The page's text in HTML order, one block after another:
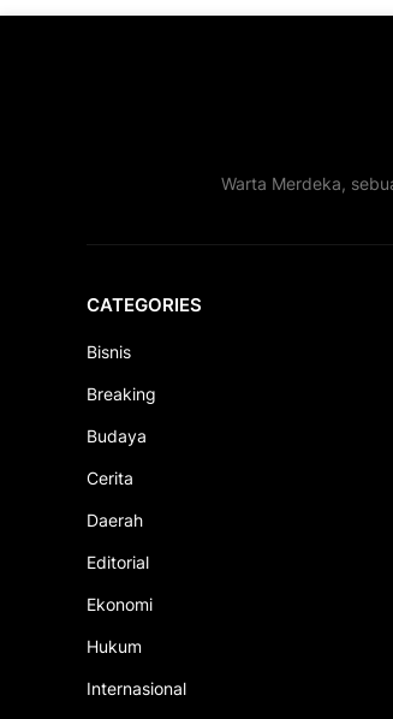
Warta Merdeka,
CATEGORIES
Bisnis
Breaking
Budaya
Cerita
Daerah
Editorial
Ekonomi
Hukum
Internasional